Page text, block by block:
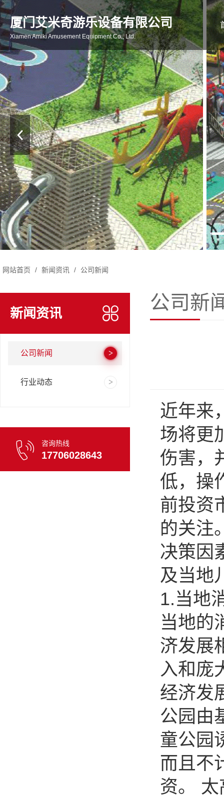
厦门艾米奇游乐设备有限公司
Xiamen Amiki Amusement Equipment Co., Ltd.
网站首页 / 新闻资讯 / 公司新闻
新闻资讯
公司新闻
行业动态
咨询热线
17706028643
公司新
近年来
场将更
伤害，
低，操
前投资
的关注
决策因
及当地
1.当地
当地的
济发展
入和庞
经济发
公园由
童公园
而且不
资。